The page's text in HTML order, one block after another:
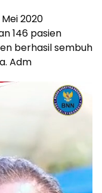
2020
146 pasien
berhasil sembuh
Adm